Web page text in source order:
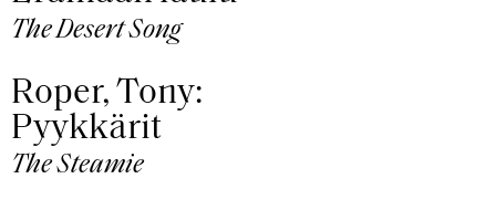
The Desert Song
Roper, Tony:
Pyykkärit
The Steamie